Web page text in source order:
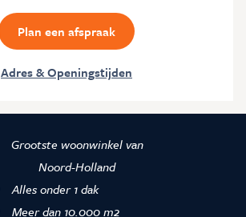
Plan een afspraak
Adres & Openingstijden
Grootste woonwinkel van
Noord-Holland
Alles onder 1 dak
Meer dan 10.000 m2